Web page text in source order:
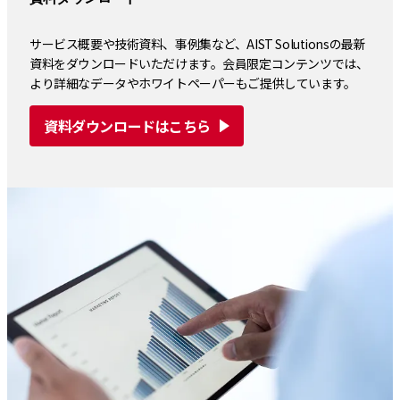
サービス概要や技術資料、事例集など、AIST Solutionsの最新
資料をダウンロードいただけます。会員限定コンテンツでは、
より詳細なデータやホワイトペーパーもご提供しています。
資料ダウンロードはこちら